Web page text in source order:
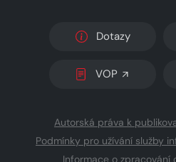
Dotazy
VOP
Autorská práva k
Podmínky pro užívání služby
Informace o zpracování